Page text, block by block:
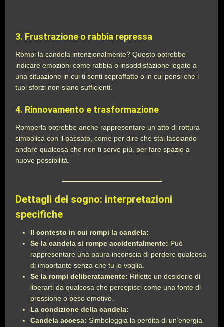
3. Frustrazione o rabbia repressa
Rompi la candela intenzionalmente? Questo potrebbe
indicare emozioni come rabbia o insoddisfazione legate a
una situazione in cui ti senti sopraffatto o in cui pensi che i
tuoi sforzi non siano sufficienti.
4. Rinnovamento e trasformazione
Romperla potrebbe anche rappresentare un atto di rottura
simbolica con il passato, come per dire che stai lasciando
andare qualcosa che non ti serve più, per fare spazio a
nuove possibilità.
Dettagli del sogno: interpretazioni
specifiche
Il contesto in cui rompi la candela:
Se la candela si rompe accidentalmente: Può
rappresentare una paura inconscia di perdere qualcosa
di importante senza che tu lo voglia.
Se la rompi deliberatamente: Riflette un desiderio di
liberarti da qualcosa che percepisci come una fonte di
pressione o peso emotivo.
La condizione della candela:
Candela accesa: Simboleggia la perdita di un’energia